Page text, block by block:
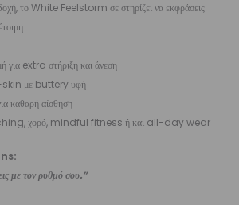
το White Feelstorm σε στηρίζει να εκφράσεις
για extra στήριξη και άνεση
με buttery υφή
καθαρή αίσθηση
χορό, mindful fitness ή και all-day wear
με τον ρυθμό σου.”